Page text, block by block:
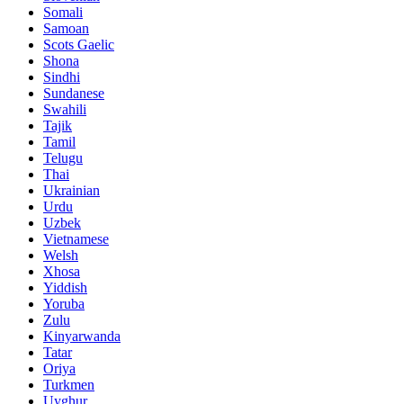
Somali
Samoan
Scots Gaelic
Shona
Sindhi
Sundanese
Swahili
Tajik
Tamil
Telugu
Thai
Ukrainian
Urdu
Uzbek
Vietnamese
Welsh
Xhosa
Yiddish
Yoruba
Zulu
Kinyarwanda
Tatar
Oriya
Turkmen